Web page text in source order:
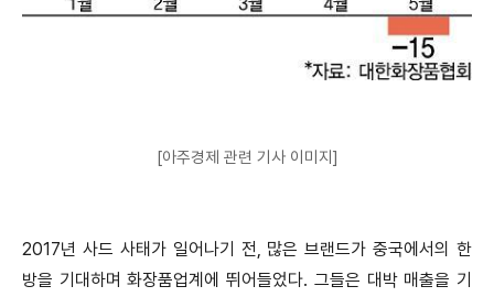
[아주경제 관련 기사 이미지]
2017년 사드 사태가 일어나기 전, 많은 브랜드가 중국에서의 한
방을 기대하며 화장품업계에 뛰어들었다. 그들은 대박 매출을 기